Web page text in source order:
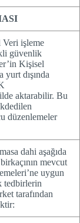
işleme
güvenlik
Kişisel
dışında
aktarabilir. Bu
düzenlemeler
dahi aşağıda
mevcut
uygun
tedbirlerin
tarafından